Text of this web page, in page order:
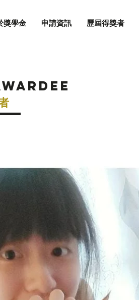
獎學金 申請資訊 歷屆得獎者